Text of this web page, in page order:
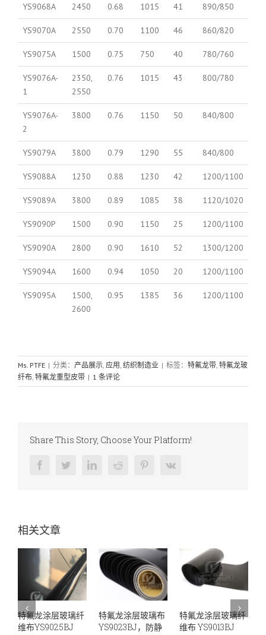
YS9068A 2450 0.68 1015 41 890/850
YS9070A 2550 0.70 1100 46 860/820
YS9075A 1500 0.75 750 40 780/760
YS9076A-
1
2350,
2550
0.76 1015 43 800/780
YS9076A-
2
3800 0.76 1150 50 840/800
YS9079A 3800 0.79 1290 55 840/800
YS9088A 1230 0.88 1230 42 1200/1100
YS9089A 3800 0.89 1085 38 1120/1020
YS9090P 1500 0.90 1150 25 1200/1100
YS9090A 2800 0.90 1610 52 1300/1200
YS9094A 1600 0.94 1050 20 1200/1100
YS9095A
1500,
2600
0.95 1385 36 1200/1100
Ms. PTFE | 分类： 产品展示 应用 纺织制造业 | 标签： 特氟龙带 特氟龙玻
纤布 特氟龙重型皮带 | 1 条评论
Share This Story, Choose Your Platform!
FacebookTwitterLinkedInReddit PinterestVk
相关文章
特氟龙涂层玻璃布
YS9023BJ，防静
特氟龙涂层玻璃纤
维布 YS9013BJ
特氟龙薄膜层压网
布YS6040